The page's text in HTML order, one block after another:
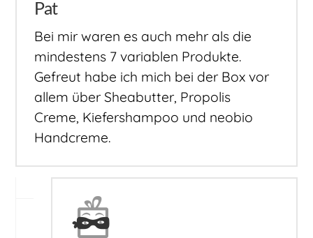
Pat
Bei mir waren es auch mehr als die
mindestens 7 variablen Produkte.
Gefreut habe ich mich bei der Box vor
allem über Sheabutter, Propolis
Creme, Kiefershampoo und neobio
Handcreme.